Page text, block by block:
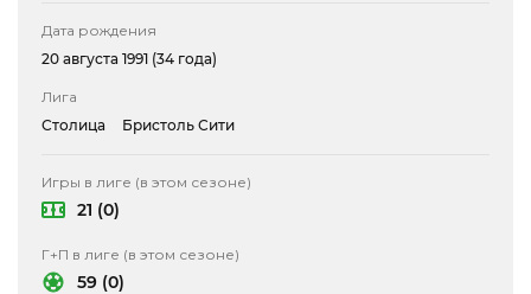
Дата рождения
20 августа 1991 (34 года)
Лига
Столица
Бристоль Сити
Игры в лиге (в этом сезоне)
21 (0)
Г+П в лиге (в этом сезоне)
59 (0)